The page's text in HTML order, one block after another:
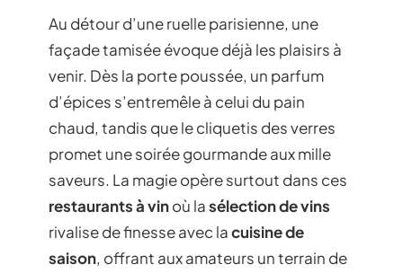
Au détour d’une ruelle parisienne, une
façade tamisée évoque déjà les plaisirs à
venir. Dès la porte poussée, un parfum
d’épices s’entremêle à celui du pain
chaud, tandis que le cliquetis des verres
promet une soirée gourmande aux mille
saveurs. La magie opère surtout dans ces
restaurants à vinoù lasélection de vins
rivalise de finesse avec lacuisine de
saison, offrant aux amateurs un terrain de